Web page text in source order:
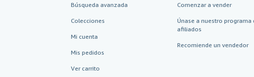
Búsqueda avanzada
Colecciones
Mi cuenta
Mis pedidos
Ver carrito
Comenzar a vender
Únase a nuestro programa
afiliados
Recomiende un vendedor